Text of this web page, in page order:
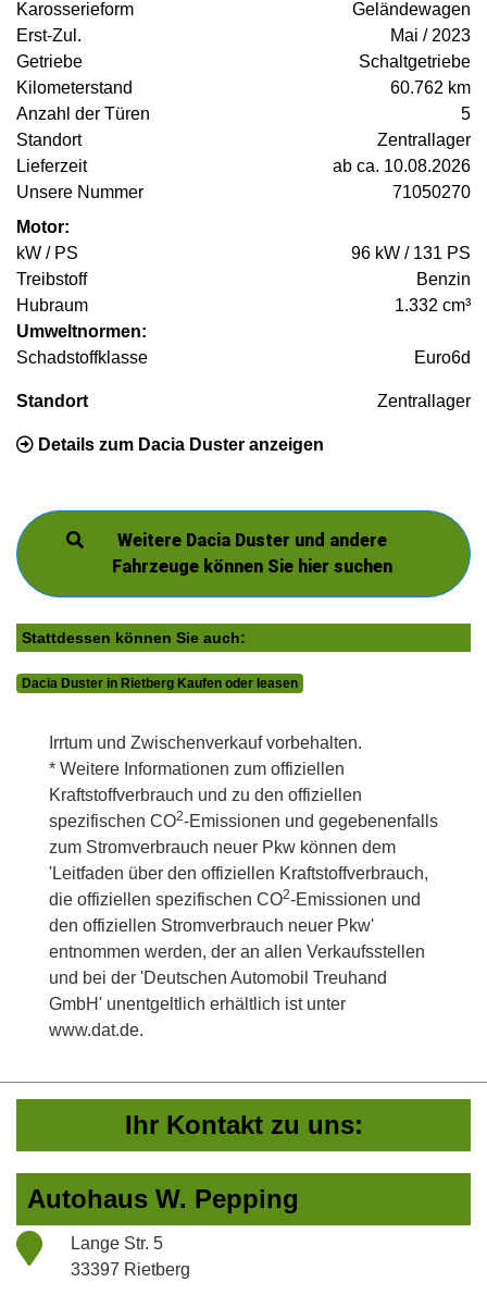
Karosserieform
Geländewagen
Erst-Zul.
Mai / 2023
Getriebe
Schaltgetriebe
Kilometerstand
60.762 km
Anzahl der Türen
5
Standort
Zentrallager
Lieferzeit
ab ca. 10.08.2026
Unsere Nummer
71050270
Motor:
kW / PS
96 kW / 131 PS
Treibstoff
Benzin
Hubraum
1.332 cm³
Umweltnormen:
Schadstoffklasse
Euro6d
Standort Zentrallager
Details zum Dacia Duster anzeigen
Weitere Dacia Duster und andere
Fahrzeuge können Sie hier suchen
Stattdessen können Sie auch:
Dacia Duster in Rietberg Kaufen oder leasen
Irrtum und Zwischenverkauf vorbehalten.
* Weitere Informationen zum offiziellen
Kraftstoffverbrauch und zu den offiziellen
spezifischen CO2-Emissionen und gegebenenfalls
zum Stromverbrauch neuer Pkw können dem
'Leitfaden über den offiziellen Kraftstoffverbrauch,
die offiziellen spezifischen CO2-Emissionen und
den offiziellen Stromverbrauch neuer Pkw'
entnommen werden, der an allen Verkaufsstellen
und bei der 'Deutschen Automobil Treuhand
GmbH' unentgeltlich erhältlich ist unter
www.dat.de.
Ihr Kontakt zu uns:
Autohaus W. Pepping
Lange Str. 5
33397 Rietberg